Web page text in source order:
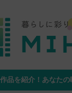
品を紹介！あなたの